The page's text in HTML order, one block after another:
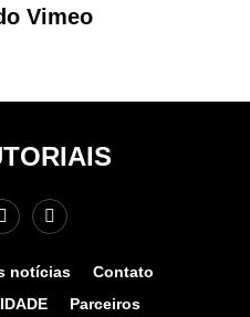
Vimeo
notícias
Contato
Parceiros